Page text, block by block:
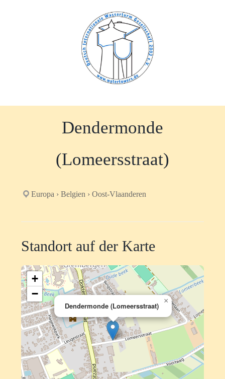
Dendermonde
(Lomeersstraat)
Europa › Belgien › Oost-Vlaanderen
Standort auf der Karte
Dendermonde (Lomeersstraat)
×
+
−